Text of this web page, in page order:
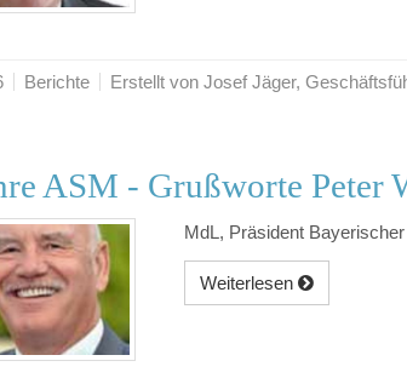
Berichte Erstellt von Josef Jäger,
ASM - Grußworte Peter
MdL, Präsident
Weiterlesen